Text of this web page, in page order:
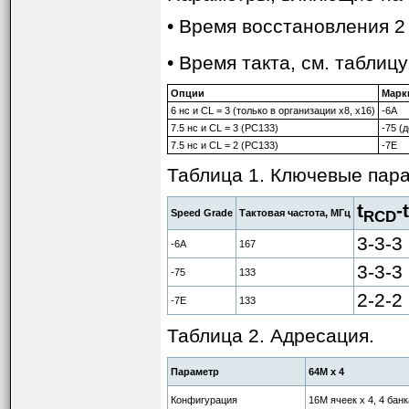
• Время восстановления
• Время такта, см.
Опции
6 нс и CL = 3 (только в организации x8, x16)
-6A
7.5 нс и CL = 3 (PC133)
-75
7.5 нс и CL = 2 (PC133)
-7E
Таблица 1. Ключевые
Speed Grade Тактовая частота, МГц tRCD-t
-6A 167 3-3-3
-75 133 3-3-3
-7E 133
2-2-2
Таблица 2. Адресация.
Параметр 64M x 4
Конфигурация 16M ячеек x 4, 4
соответствует лог. 1
соответствует лог. 0.
Когда Вы считываете
с помощью специальной
ячейки (sense amplifier).
конденсаторе, то он
Здесь есть 2 основные
дизайне DRAM. Во-
утечке заряда. Это
находящейся в ячейках
данных из DRAM, то
не может считаться
данные сразу же должны
процесс называется
логично это назвать
буквально.